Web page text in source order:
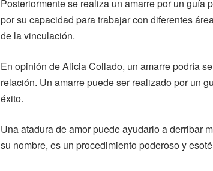
Posteriormente se realiza un amarre por un guía
por su capacidad para trabajar con diferentes
de la vinculación.
En opinión de Alicia Collado, un amarre podría
relación. Un amarre puede ser realizado por un
éxito.
Una atadura de amor puede ayudarlo a derribar
su nombre, es un procedimiento poderoso y